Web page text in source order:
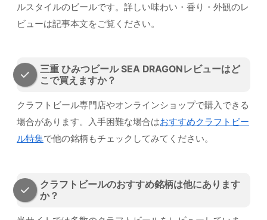
ルスタイルのビールです。詳しい味わい・香り・外観のレ
ビューは記事本文をご覧ください。
三重 ひみつビール SEA DRAGONレビューはど
こで買えますか？
クラフトビール専門店やオンラインショップで購入できる
場合があります。入手困難な場合はおすすめクラフトビー
ル特集で他の銘柄もチェックしてみてください。
クラフトビールのおすすめ銘柄は他にあります
か？